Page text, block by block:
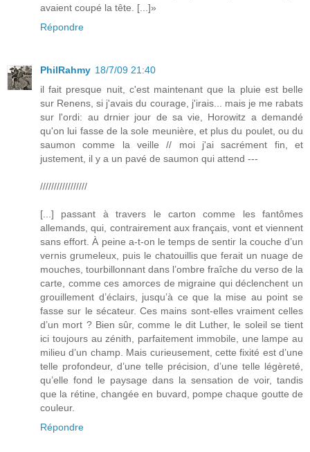
avaient coupé la tête. [...]»
Répondre
PhilRahmy 18/7/09 21:40
il fait presque nuit, c'est maintenant que la pluie est belle
sur Renens, si j'avais du courage, j'irais... mais je me rabats
sur l'ordi: au drnier jour de sa vie, Horowitz a demandé
qu'on lui fasse de la sole meunière, et plus du poulet, ou du
saumon comme la veille // moi j'ai sacrément fin, et
justement, il y a un pavé de saumon qui attend ---
/////////////////
[...] passant à travers le carton comme les fantômes
allemands, qui, contrairement aux français, vont et viennent
sans effort. À peine a-t-on le temps de sentir la couche d’un
vernis grumeleux, puis le chatouillis que ferait un nuage de
mouches, tourbillonnant dans l’ombre fraîche du verso de la
carte, comme ces amorces de migraine qui déclenchent un
grouillement d’éclairs, jusqu’à ce que la mise au point se
fasse sur le sécateur. Ces mains sont-elles vraiment celles
d’un mort ? Bien sûr, comme le dit Luther, le soleil se tient
ici toujours au zénith, parfaitement immobile, une lampe au
milieu d’un champ. Mais curieusement, cette fixité est d’une
telle profondeur, d’une telle précision, d’une telle légèreté,
qu’elle fond le paysage dans la sensation de voir, tandis
que la rétine, changée en buvard, pompe chaque goutte de
couleur.
Répondre